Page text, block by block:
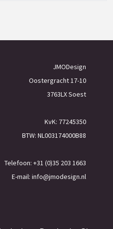
JMODesign
Oostergracht 17-10
3763LX Soest
KvK: 77245350
BTW: NL003174000B88
Telefoon: +31 (0)35 203 1663
E-mail: info@jmodesign.nl